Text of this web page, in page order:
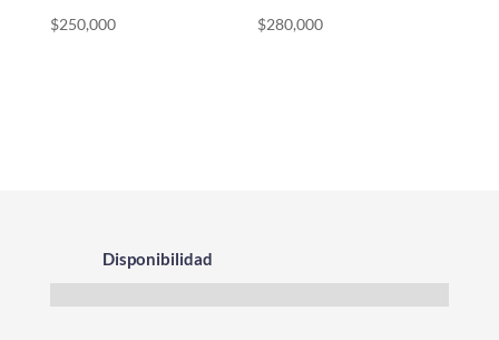
$250,000 $280,000
Disponibilidad